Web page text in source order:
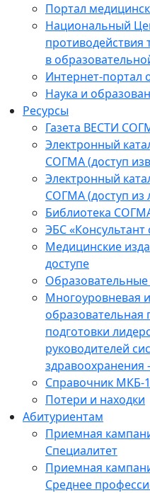
Портал
Национальный
противодействия
в
Интернет-портал
Наука и
Ресурсы
Газета ВЕСТИ
Электронный
СОГМА (доступ
Электронный
СОГМА (доступ из
Библиотека
ЭБС «Консультант
Медицинские
доступе
Многоуровневая
образовательная
подготовки
руководителей
Справочник МКБ-
Потери и находки
Абитуриентам
Приемная
Специалитет
Приемная
Среднее